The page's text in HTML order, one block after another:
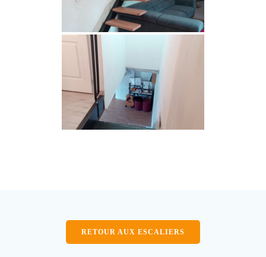
RETOUR AUX ESCALIERS